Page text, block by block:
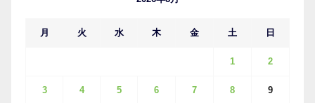
月 火 水 木 金 土 日
1 2
3 4 5 6 7 8 9